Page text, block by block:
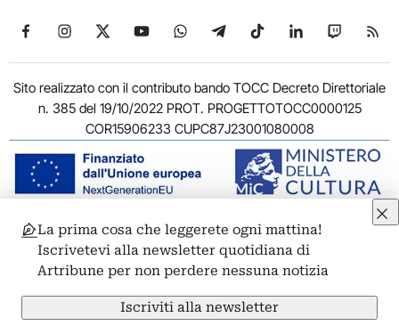
Seguici su Facebook
Seguici su Instagram
Seguici su X
Seguici su YouTube
Seguici su WhatsApp
Seguici su Telegram
Seguici su TikTok
Seguici su
Seguici
Sito realizzato con il contributo bando TOCC Decreto Direttoriale
n. 385 del 19/10/2022 PROT. PROGETTOTOCC0000125
COR15906233 CUPC87J23001080008
© 2011-2026 ARTRIBUNE srl – Corso Vittorio Emanuele II, 287 –
00186 Roma - P.I. 11381581005
Privacy: Responsabile della protezione dei dati personali
ARTRIBUNE srl – Corso Vittorio Emanuele II, 287 – 00186 Roma
Termini e condizioniPrivacy PolicyCookie PolicyCredits
La prima cosa che leggerete ogni mattina!
Iscrivetevi alla newsletter quotidiana di
Artribune per non perdere nessuna notizia
Iscriviti alla newsletter